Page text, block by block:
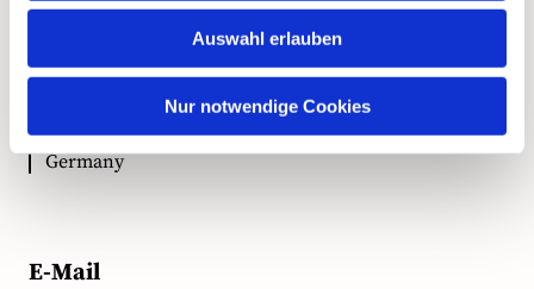
Auswahl erlauben
Nur notwendige Cookies
Ökumenische Pilgerinitiative Vorpommern e.V.
18528 Bergen auf Rügen
Germany
E-Mail